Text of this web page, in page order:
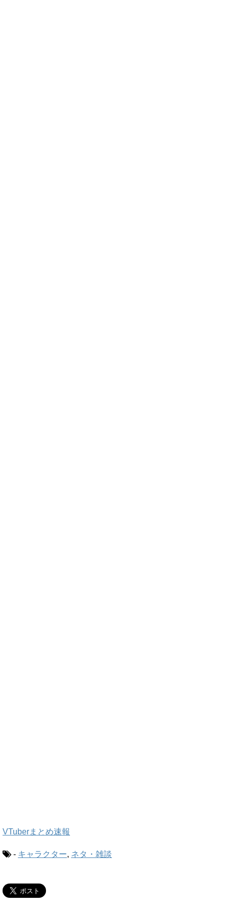
VTuberまとめ速報
- キャラクター, ネタ・雑談